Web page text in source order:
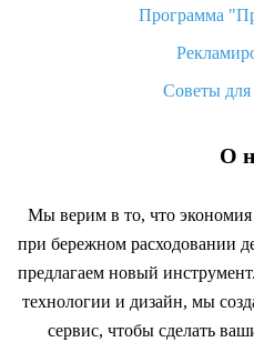
Программа
Советы для
О
Мы верим в то, что
при бережном расходовании
предлагаем новый
технологии и дизайн, мы
сервис, чтобы сделать